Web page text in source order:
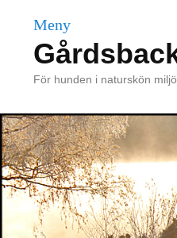
Meny
För hunden i naturskön